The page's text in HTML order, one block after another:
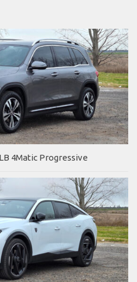
4Matic Progressive